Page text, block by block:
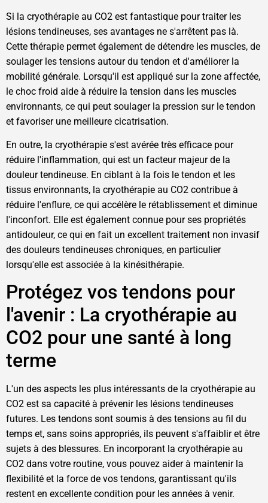
Si la cryothérapie au CO2 est fantastique pour traiter les
lésions tendineuses, ses avantages ne s'arrêtent pas là.
Cette thérapie permet également de détendre les muscles, de
soulager les tensions autour du tendon et d'améliorer la
mobilité générale. Lorsqu'il est appliqué sur la zone affectée,
le choc froid aide à réduire la tension dans les muscles
environnants, ce qui peut soulager la pression sur le tendon
et favoriser une meilleure cicatrisation.
En outre, la cryothérapie s'est avérée très efficace pour
réduire l'inflammation, qui est un facteur majeur de la
douleur tendineuse. En ciblant à la fois le tendon et les
tissus environnants, la cryothérapie au CO2 contribue à
réduire l'enflure, ce qui accélère le rétablissement et diminue
l'inconfort. Elle est également connue pour ses propriétés
antidouleur, ce qui en fait un excellent traitement non invasif
des douleurs tendineuses chroniques, en particulier
lorsqu'elle est associée à la kinésithérapie.
Protégez vos tendons pour
l'avenir : La cryothérapie au
CO2 pour une santé à long
terme
L'un des aspects les plus intéressants de la cryothérapie au
CO2 est sa capacité à prévenir les lésions tendineuses
futures. Les tendons sont soumis à des tensions au fil du
temps et, sans soins appropriés, ils peuvent s'affaiblir et être
sujets à des blessures. En incorporant la cryothérapie au
CO2 dans votre routine, vous pouvez aider à maintenir la
flexibilité et la force de vos tendons, garantissant qu'ils
restent en excellente condition pour les années à venir.